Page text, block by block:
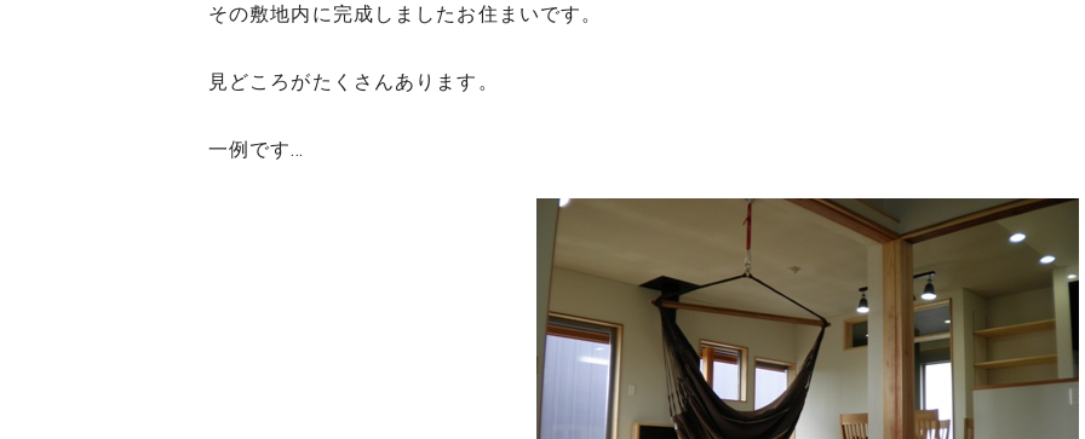
その敷地内に完成しましたお住まいです。
見どころがたくさんあります。
一例です…